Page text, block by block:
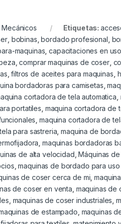
Etiquetas:
, bobinas ,bordado profesional
maquinas ,capacitaciones en
,comprar maquinas de coser,
,filtros de aceites para maquinas
bordadoras para camisetas ,
cortadora de tela automatica
portatiles maquina cortadora de
maquina cortadora de
para sastreria ,maquina de
maquinas bordadoras
de alta velocidad ,Máquinas
,maquinas de bordado para
de coser cerca de mi ,
de coser en venta maquinas de
maquinas de coser industriales ,
de estampado maquinas